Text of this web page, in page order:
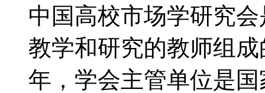
中国高校市场学研究
教学和研究的教师组
年，学会主管单位是